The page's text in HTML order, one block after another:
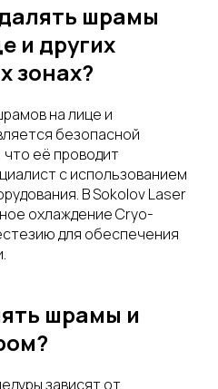
шрамы
и других
зонах?
на лице и
безопасной
что её проводит
с использованием
В Sokolov Laser
охлаждение Cryo-
для обеспечения
шрамы и
зависят от